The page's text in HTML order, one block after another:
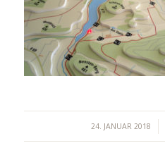
24. JANUAR 2018
/